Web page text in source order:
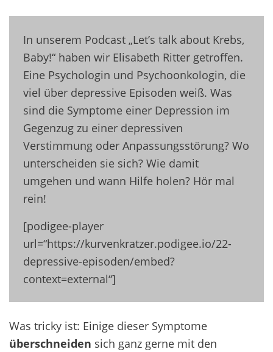
In unserem Podcast „Let’s talk about Krebs,
Baby!“ haben wir Elisabeth Ritter getroffen.
Eine Psychologin und Psychoonkologin, die
viel über depressive Episoden weiß. Was
sind die Symptome einer Depression im
Gegenzug zu einer depressiven
Verstimmung oder Anpassungsstörung? Wo
unterscheiden sie sich? Wie damit
umgehen und wann Hilfe holen? Hör mal
rein!
[podigee-player
url=“https://kurvenkratzer.podigee.io/22-
depressive-episoden/embed?
context=external“]
Was tricky ist: Einige dieser Symptome
überschneiden sich ganz gerne mit den